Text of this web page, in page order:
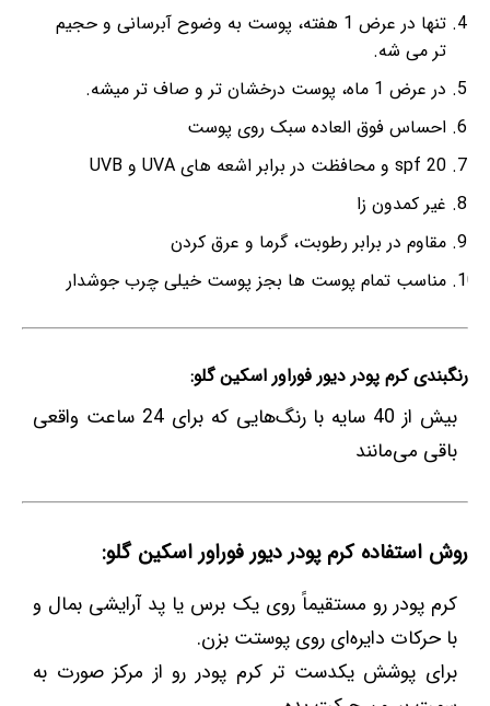
تنها در عرض 1 هفته، پوست به وضوح آبرسانی و حجیم
تر می شه.
در عرض 1 ماه، پوست درخشان تر و صاف تر میشه.
احساس فوق العاده سبک روی پوست
spf 20 و محافظت در برابر اشعه های UVA و UVB
غیر کمدون زا
مقاوم در برابر رطوبت، گرما و عرق کردن
مناسب تمام پوست ها بجز پوست خیلی چرب جوشدار
رنگبندی کرم پودر دیور فوراور اسکین گلو:
بیش از 40 سایه با رنگ‌هایی که برای 24 ساعت واقعی
باقی می‌مانند
روش استفاده کرم پودر دیور فوراور اسکین گلو:
کرم پودر رو مستقیماً روی یک برس یا پد آرایشی بمال و
با حرکات دایره‌ای روی پوستت بزن.
برای پوشش یکدست تر کرم پودر رو از مرکز صورت به